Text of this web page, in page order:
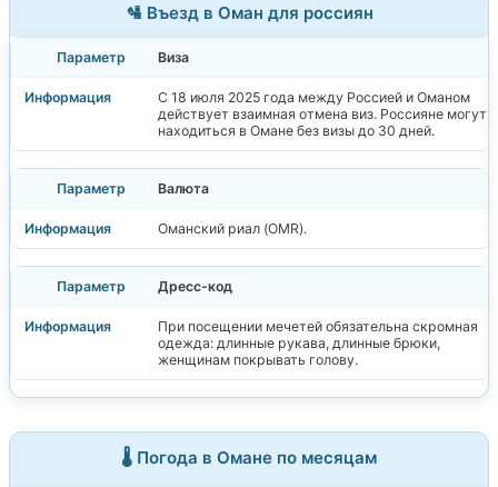
🛂 Въезд в Оман для россиян
Виза
С 18 июля 2025 года между Россией и Оманом
действует взаимная отмена виз. Россияне могут
находиться в Омане без визы до 30 дней.
Валюта
Оманский риал (OMR).
Дресс-код
При посещении мечетей обязательна скромная
одежда: длинные рукава, длинные брюки,
женщинам покрывать голову.
🌡️ Погода в Омане по месяцам